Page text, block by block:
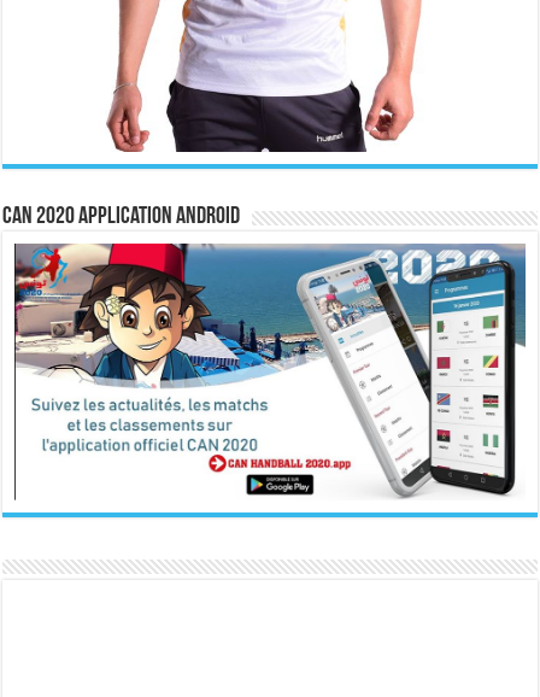
CAN 2020 Application Android